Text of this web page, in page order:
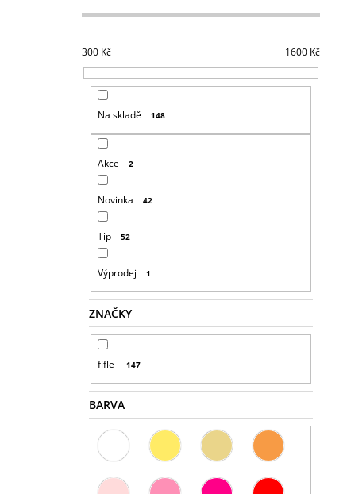
300 Kč 1600 Kč
Na skladě 148
Akce 2
Novinka 42
Tip 52
Výprodej 1
ZNAČKY
fifle 147
BARVA